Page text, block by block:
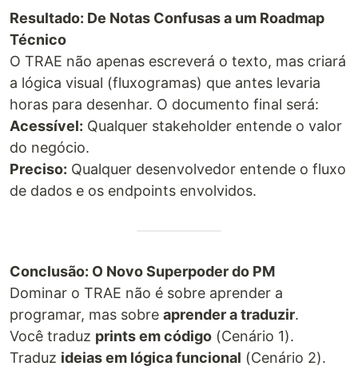
Resultado: De Notas Confusas a um Roadmap
Técnico
O TRAE não apenas escreverá o texto, mas criará
a lógica visual (fluxogramas) que antes levaria
horas para desenhar. O documento final será:
Acessível: Qualquer stakeholder entende o valor
do negócio.
Preciso: Qualquer desenvolvedor entende o fluxo
de dados e os endpoints envolvidos.
Conclusão: O Novo Superpoder do PM
Dominar o TRAE não é sobre aprender a
programar, mas sobre aprender a traduzir.
Você traduz prints em código (Cenário 1).
Traduz ideias em lógica funcional (Cenário 2).